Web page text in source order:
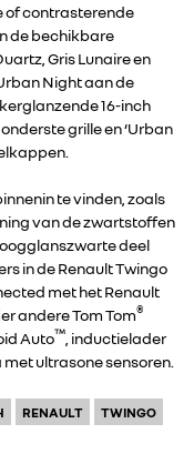
of contrasterende
de bechikbare
Gris Lunaire en
Night aan de
16-inch
grille en ‘Urban
te vinden, zoals
van de zwartstoffen
deel
in de Renault Twingo
met het Renault
andere Tom Tom®
Auto™ , inductielader
ultrasone sensoren.
RENAULT
TWINGO